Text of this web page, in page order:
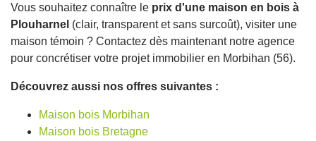
Vous souhaitez connaître le prix d'une maison en bois à
Plouharnel (clair, transparent et sans surcoût), visiter une
maison témoin ? Contactez dès maintenant notre agence
pour concrétiser votre projet immobilier en Morbihan (56).
Découvrez aussi nos offres suivantes :
Maison bois Morbihan
Maison bois Bretagne